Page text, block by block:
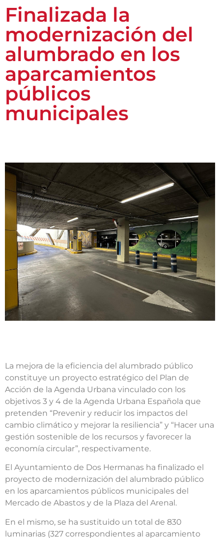
Finalizada la
modernización del
alumbrado en los
aparcamientos
públicos
municipales
La mejora de la eficiencia del alumbrado público
constituye un proyecto estratégico del Plan de
Acción de la Agenda Urbana vinculado con los
objetivos 3 y 4 de la Agenda Urbana Española que
pretenden “Prevenir y reducir los impactos del
cambio climático y mejorar la resiliencia” y “Hacer una
gestión sostenible de los recursos y favorecer la
economía circular”, respectivamente.
El Ayuntamiento de Dos Hermanas ha finalizado el
proyecto de modernización del alumbrado público
en los aparcamientos públicos municipales del
Mercado de Abastos y de la Plaza del Arenal.
En el mismo, se ha sustituido un total de 830
luminarias (327 correspondientes al aparcamiento